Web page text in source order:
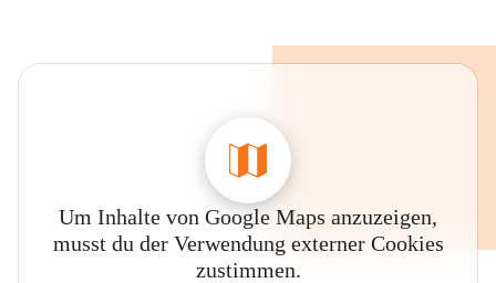
Um Inhalte von Google Maps anzuzeigen,
musst du der Verwendung externer Cookies
zustimmen.